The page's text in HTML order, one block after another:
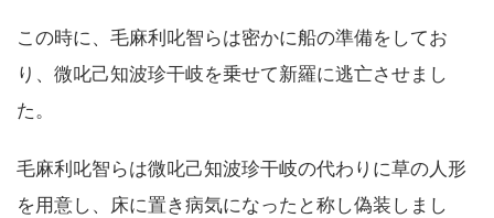
この時に、毛麻利叱智らは密かに船の準備をしてお
り、微叱己知波珍干岐を乗せて新羅に逃亡させまし
た。
毛麻利叱智らは微叱己知波珍干岐の代わりに草の人形
を用意し、床に置き病気になったと称し偽装しまし